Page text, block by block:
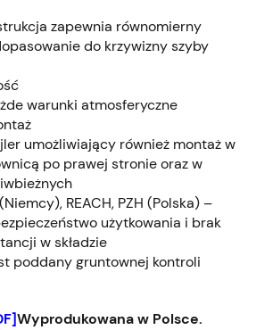
zapewnia równomierny
do krzywizny szyby
warunki atmosferyczne
umożliwiający również montaż w
po prawej stronie oraz w
REACH, PZH (Polska) –
użytkowania i brak
w składzie
poddany gruntownej kontroli
Wyprodukowana w Polsce.